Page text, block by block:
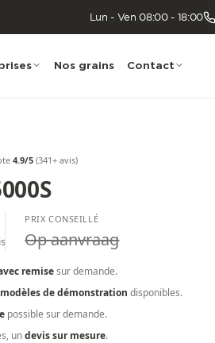
Lun - Ven 08:00 - 18:00
Nos grains Contact
4.9/5 (341+ avis)
PRIX CONSEILLÉ
Op aanvraag
remisesur demande.
modèles de démonstration disponibles.
possible sur demande.
undevis sur mesure.